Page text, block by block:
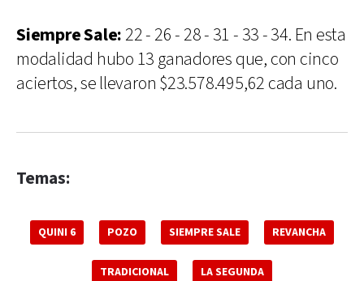
Siempre Sale: 22 - 26 - 28 - 31 - 33 - 34. En esta
modalidad hubo 13 ganadores que, con cinco
aciertos, se llevaron $23.578.495,62 cada uno.
Temas:
QUINI 6 POZO SIEMPRE SALE REVANCHA
TRADICIONAL LA SEGUNDA